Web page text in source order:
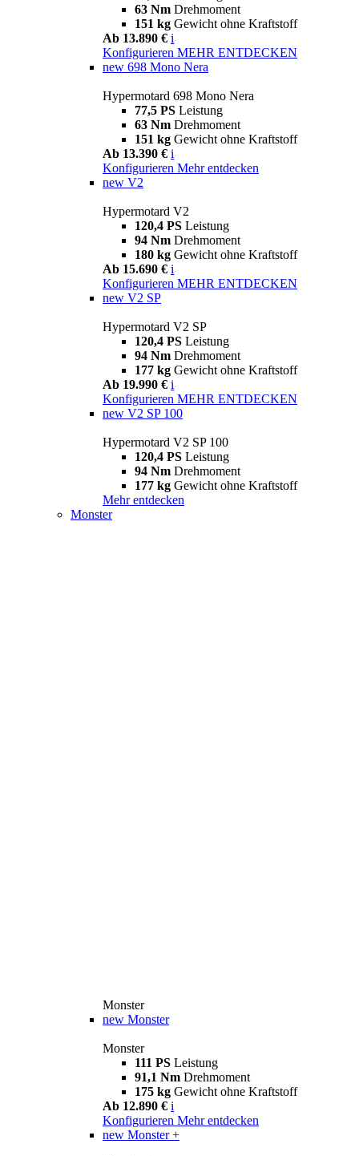
63 Nm Drehmoment
151 kg Gewicht ohne Kraftstoff
Ab 13.890 € i
Konfigurieren MEHR ENTDECKEN
new 698 Mono Nera
Hypermotard 698 Mono Nera
77,5 PS Leistung
63 Nm Drehmoment
151 kg Gewicht ohne Kraftstoff
Ab 13.390 € i
Konfigurieren Mehr entdecken
new V2
Hypermotard V2
120,4 PS Leistung
94 Nm Drehmoment
180 kg Gewicht ohne Kraftstoff
Ab 15.690 € i
Konfigurieren MEHR ENTDECKEN
new V2 SP
Hypermotard V2 SP
120,4 PS Leistung
94 Nm Drehmoment
177 kg Gewicht ohne Kraftstoff
Ab 19.990 € i
Konfigurieren MEHR ENTDECKEN
new V2 SP 100
Hypermotard V2 SP 100
120,4 PS Leistung
94 Nm Drehmoment
177 kg Gewicht ohne Kraftstoff
Mehr entdecken
Monster
Monster
new Monster
Monster
111 PS Leistung
91,1 Nm Drehmoment
175 kg Gewicht ohne Kraftstoff
Ab 12.890 € i
Konfigurieren Mehr entdecken
new Monster +